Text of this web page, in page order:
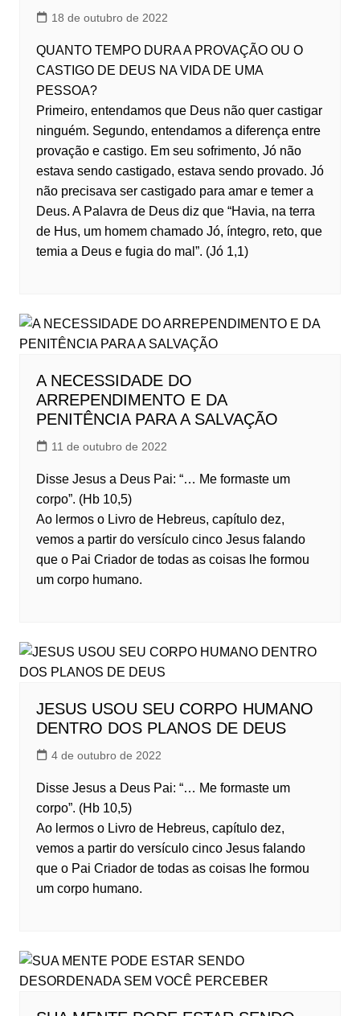
18 de outubro de 2022
QUANTO TEMPO DURA A PROVAÇÃO OU O
CASTIGO DE DEUS NA VIDA DE UMA
PESSOA?
Primeiro, entendamos que Deus não quer castigar
ninguém. Segundo, entendamos a diferença entre
provação e castigo. Em seu sofrimento, Jó não
estava sendo castigado, estava sendo provado. Jó
não precisava ser castigado para amar e temer a
Deus. A Palavra de Deus diz que “Havia, na terra
de Hus, um homem chamado Jó, íntegro, reto, que
temia a Deus e fugia do mal”. (Jó 1,1)
A NECESSIDADE DO
ARREPENDIMENTO E DA
PENITÊNCIA PARA A SALVAÇÃO
11 de outubro de 2022
Disse Jesus a Deus Pai: “… Me formaste um
corpo”. (Hb 10,5)
Ao lermos o Livro de Hebreus, capítulo dez,
vemos a partir do versículo cinco Jesus falando
que o Pai Criador de todas as coisas lhe formou
um corpo humano.
JESUS USOU SEU CORPO HUMANO
DENTRO DOS PLANOS DE DEUS
4 de outubro de 2022
Disse Jesus a Deus Pai: “… Me formaste um
corpo”. (Hb 10,5)
Ao lermos o Livro de Hebreus, capítulo dez,
vemos a partir do versículo cinco Jesus falando
que o Pai Criador de todas as coisas lhe formou
um corpo humano.